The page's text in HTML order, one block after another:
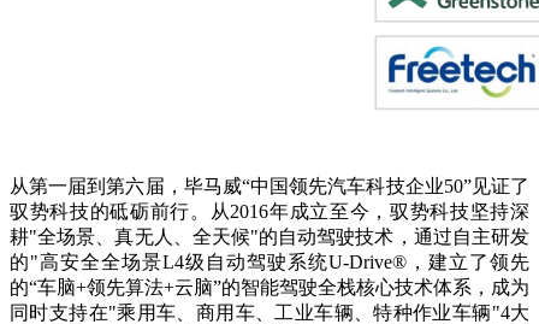
从第一届到第六届，毕马威“中国领先汽车科技企业50”见证了
驭势科技的砥砺前行。从2016年成立至今，驭势科技坚持深
耕"全场景、真无人、全天候"的自动驾驶技术，通过自主研发
的"高安全全场景L4级自动驾驶系统U-Drive®，建立了领先
的“车脑+领先算法+云脑”的智能驾驶全栈核心技术体系，成为
同时支持在"乘用车、商用车、工业车辆、特种作业车辆"4大